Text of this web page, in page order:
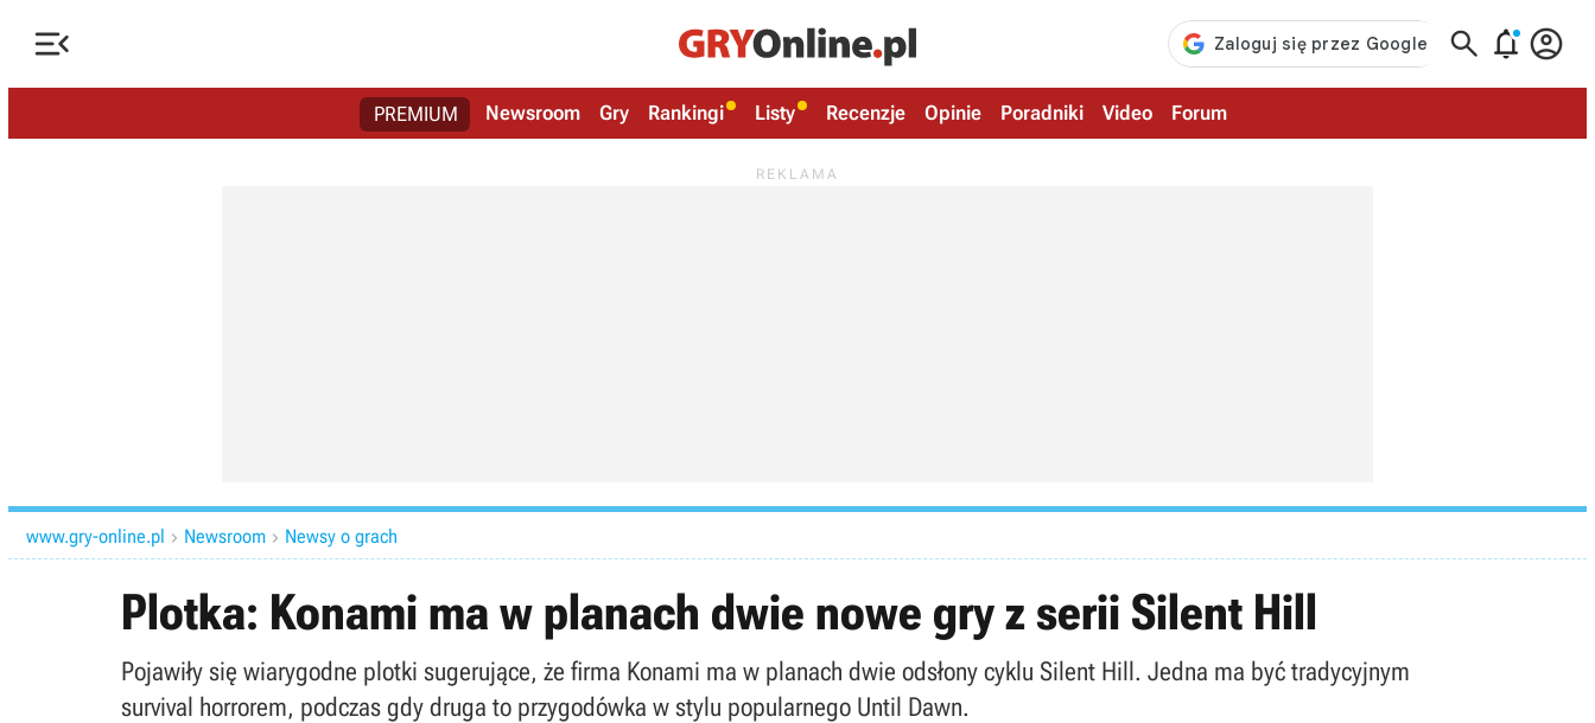
   
PREMIUM Newsroom Gry Rankingi Listy Recenzje Opinie Poradniki Video Forum
www.gry-online.pl  Newsroom  Newsy o grach
Plotka: Konami ma w planach dwie nowe gry z serii Silent Hill
Pojawiły się wiarygodne plotki sugerujące, że firma Konami ma w planach dwie odsłony cyklu Silent Hill. Jedna ma być tradycyjnym
survival horrorem, podczas gdy druga to przygodówka w stylu popularnego Until Dawn.